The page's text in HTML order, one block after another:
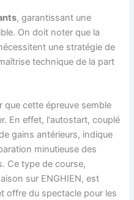
, garantissant une
On doit noter que la
une stratégie de
technique de la part
que cette épreuve semble
En effet, l'autostart, couplé
gains antérieurs, indique
minutieuse des
Ce type de course,
sur ENGHIEN, est
offre du spectacle pour les